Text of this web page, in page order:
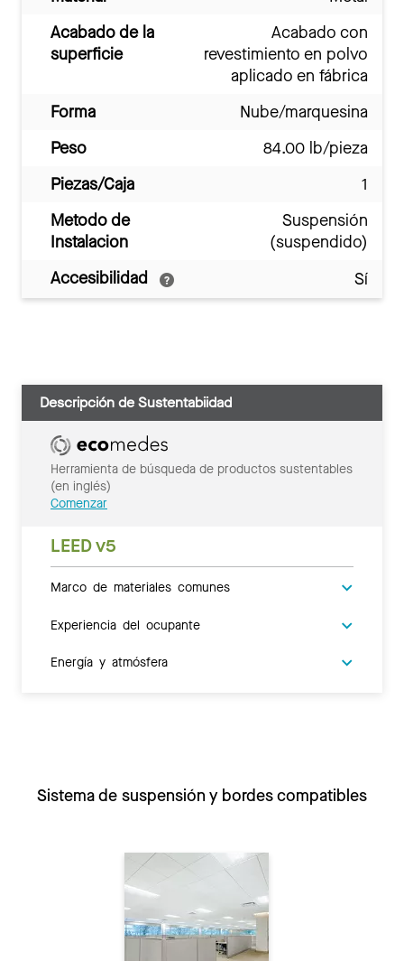
Acabado de la
superficie
Acabado con
revestimiento en polvo
aplicado en fábrica
Forma
Nube/marquesina
Peso
84.00 lb/pieza
Piezas/Caja
1
Metodo de
Instalacion
Suspensión
(suspendido)
Accesibilidad
Sí
Descripción de Sustentabiidad
Herramienta de búsqueda de productos sustentables
(en inglés)
Comenzar
LEED v5
Marco de materiales comunes
Experiencia del ocupante
Energía y atmósfera
Sistema de suspensión y bordes compatibles